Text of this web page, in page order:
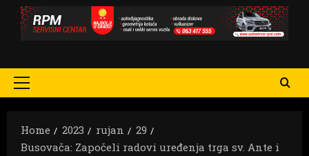
Primary
Home
2023 rujan
29
Busovača: Započeli radovi uređenja trga sv. Ante i